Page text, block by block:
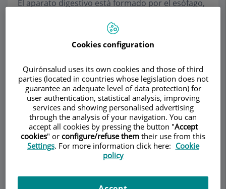
El aparato digestivo está formado por el esófago,
últimos 6 pies de intestino se denominan
intestino grueso o colon, mientras que las últimas
6 pulgadas constituyen el recto y el conducto
anal. El conducto anal termina en el ano (abertura
del recto a la parte exterior del cuerpo).
La edad y la historia familiar puede afectar el
riesgo de desarrollar cáncer del recto. Los
siguientes son factores de riesgo posibles para
cáncer del recto:
Tener 50 años de edad o más
recto
Cookies configuration
Quirónsalud uses its own cookies and those of third
parties (located in countries whose legislation does not
guarantee an adequate level of data protection) for
user authentication, statistical analysis, improving
services and showing personalised advertising
through the analysis of your navigation. You can
accept all cookies by pressing the button "Accept
cookies" or configure/refuse them their use from this
Settings. For more information click here: Cookie
policy